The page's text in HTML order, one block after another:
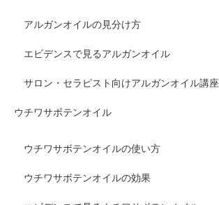
アルガンオイルの見分け方
エビデンスで見るアルガンオイル
サロン・セラピスト向けアルガンオイル講座
ウチワサボテンオイル
ウチワサボテンオイルの使い方
ウチワサボテンオイルの効果